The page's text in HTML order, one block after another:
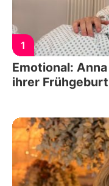
1
Emotional:
ihrer Frühgeburt